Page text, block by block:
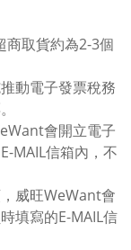
商取貨約為2-3個
動電子發票稅務
會開立電子
MAIL信箱內，不
威旺WeWant會
填寫的E-MAIL信